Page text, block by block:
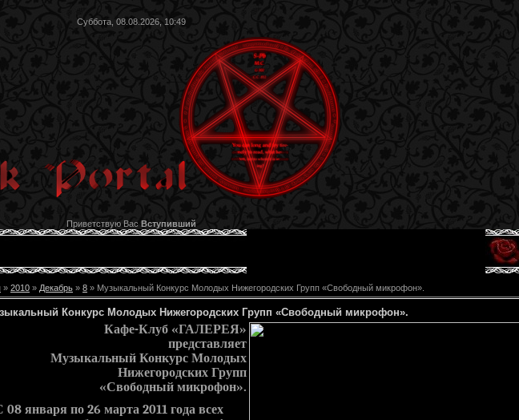
Суббота, 08.08.2026, 10:49
Приветствую Вас Вступивший
» 2010 » Декабрь » 8 » Музыкальный Конкурс Молодых Нижегородских Групп «Свободный микрофон».
Конкурс Молодых Нижегородских Групп «Свободный микрофон».
Кафе-Клуб «ГАЛЕРЕЯ»
представляет
Музыкальный Конкурс Молодых
Нижегородских Групп
«Свободный микрофон».
08 января по 26 марта 2011 года всех